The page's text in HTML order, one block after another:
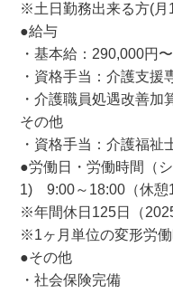
※土日勤務出来る方(
●給与
・基本給：290,000円〜
・資格手当：介護支
・介護職員処遇改善
その他
・資格手当：介護福
●労働日・労働時間（シ
1) 9:00～18:00（休憩
※年間休日125日（
※1ヶ月単位の変形労働
●その他
・社会保険完備